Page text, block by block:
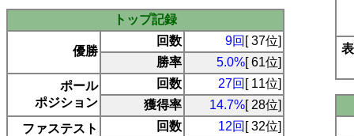
トップ記録
優勝
回数 9回 [ 37位]
勝率
5.0%[ 61位]
ポール
ポジション
回数 27回 [ 11位]
獲得率
14.7%[ 28位]
ファステスト
回数 12回 [ 32位]